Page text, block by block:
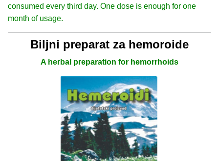
consumed every third day. One dose is enough for one
month of usage.
Biljni preparat za hemoroide
A herbal preparation for hemorrhoids